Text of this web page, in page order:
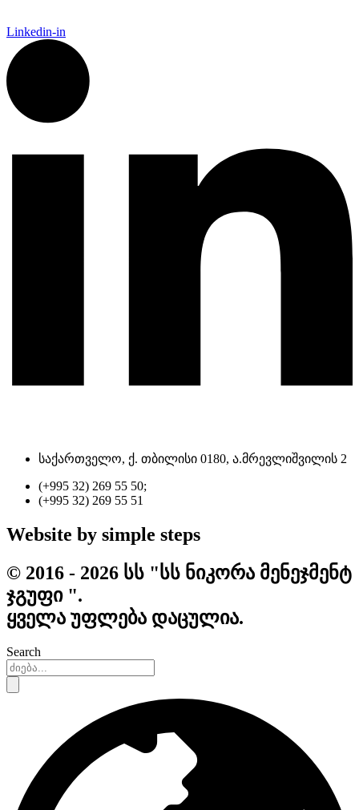
Linkedin-in
საქართველო, ქ. თბილისი 0180, ა.მრევლიშვილის 2
(+995 32) 269 55 50;
(+995 32) 269 55 51
Website by simple steps
© 2016 - 2026 სს "სს ნიკორა მენეჯმენტ
ჯგუფი ".
ყველა უფლება დაცულია.
Search